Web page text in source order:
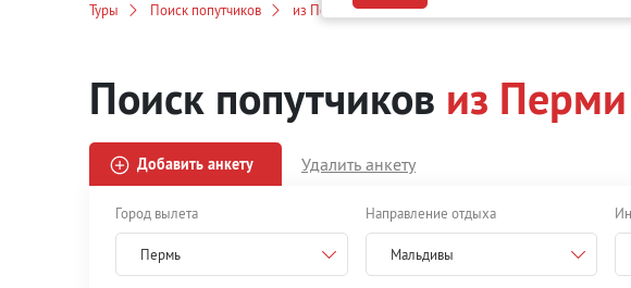
Туры Поиск попутчиков из Перми на Мальдивы
Поиск попутчиков из Перми
Добавить анкету Удалить анкету
Город вылета
Пермь
Направление отдыха
Мальдивы